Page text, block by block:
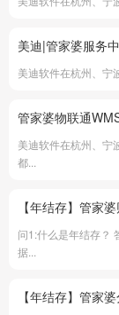
美迪|管家婆服务
美迪软件在杭州、宁
管家婆物联通
美迪软件在杭州、宁
都...
【年结存】管家
问1:什么是年结存？
据...
【年结存】管家